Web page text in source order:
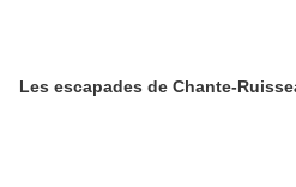
Les escapades de Chante-